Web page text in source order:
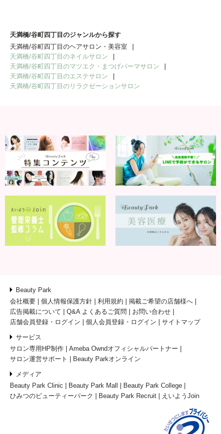
天満橋/谷町四丁目のジャンルから探す
天満橋/谷町四丁目のヘアサロン・美容室
天満橋/谷町四丁目のネイルサロン
天満橋/谷町四丁目のマツエク・まつげパーマサロン
天満橋/谷町四丁目のエステサロン
天満橋/谷町四丁目のリラクゼーションサロン
Beauty Park
会社概要
個人情報保護方針 利用規約
掲載ご希望の店舗様へ
広告掲載について
Q&A よくあるご質問
お問い合わせ
店舗会員登録・ログイン
個人会員登録・ログイン サイトマップ
サービス
サロン専用HP制作
Ameba Owndオフィシャルパートナー
サロン運営サポート
Beauty Parkオンライン
メディア
Beauty Park Clinic
Beauty Park Mall
Beauty Park College
ひみつのビューティーパーク
Beauty Park Recruit えいようJoin